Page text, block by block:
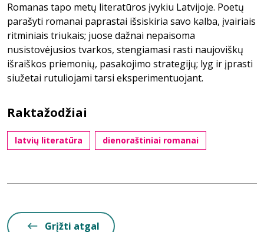
Romanas tapo metų literatūros įvykiu Latvijoje. Poetų
parašyti romanai paprastai išsiskiria savo kalba, įvairiais
ritminiais triukais; juose dažnai nepaisoma
nusistovėjusios tvarkos, stengiamasi rasti naujoviškų
išraiškos priemonių, pasakojimo strategijų; lyg ir įprasti
siužetai rutuliojami tarsi eksperimentuojant.
Raktažodžiai
latvių literatūra dienoraštiniai romanai
Grįžti atgal